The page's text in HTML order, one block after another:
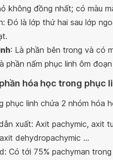
không đồng nhất; có màu
Đó là lớp thứ hai sau lớp
: Là phần bên trong và có
phần nấm phục linh ôm
hóa học trong phục
phục linh chứa 2 nhóm hóa
xuất: Axit pachymic, axit
dehydropachymic ...
Có tới 75% pachyman